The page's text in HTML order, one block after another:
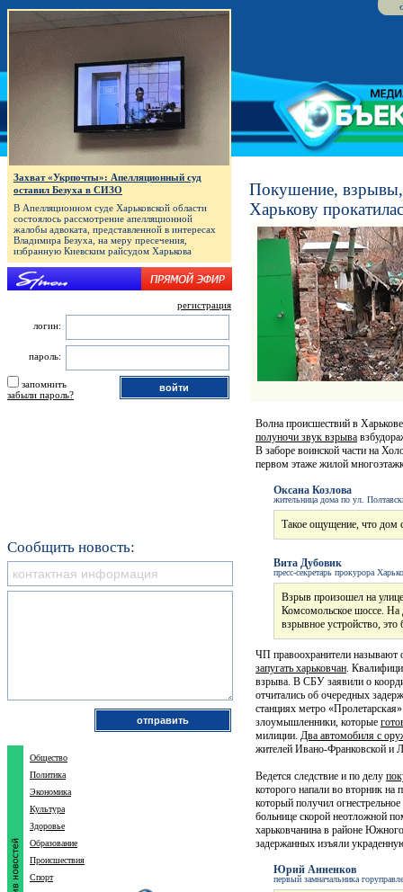
Покушение,
Харькову
Волна происшествий в
полуночи звук взрыва
В заборе воинской части на
первом этаже жилой
Оксана Козлова
жительница дома по ул.
Такое ощущение, что дом
Вита Дубовик
пресс-секретарь прокурора
Взрыв произошел на
Комсомольское шоссе. На
взрывное устройство, это
ЧП правоохранители называют
запугать харьковчан.
взрыва. В СБУ заявили о
отчитались об очередных
станциях метро
злоумышленники, которые
милиции. Два автомобиля с
жителей Ивано-Франковской и
Ведется следствие и по делу
которого напали во вторник на
который получил
больнице скорой неотложной
харьковчанина в районе
задержанных изъяли
Юрий Анненков
первый замначальника
Захват «Укрпочты»: Апелляционный суд
оставил Безуха в СИЗО
В Апелляционном суде Харьковской области
состоялось рассмотрение апелляционной
жалобы адвоката, представленной в интересах
Владимира Безуха, на меру пресечения,
избранную Киевским райсудом Харькова
регистрация
логин:
пароль:
запомнить
забыли пароль?
Сообщить новость:
Общество
Политика
Экономика
Культура
Здоровье
Образование
Происшествия
Спорт